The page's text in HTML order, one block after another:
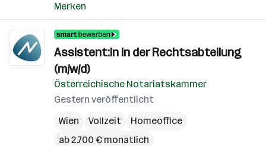
Merken
Assistent:in in der Rechtsabteilung
(m/w/d)
Österreichische Notariatskammer
Gestern veröffentlicht
Wien
Vollzeit
Homeoffice
ab 2.700 € monatlich